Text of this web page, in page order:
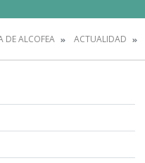
DE ALCOFEA ACTUALIDAD